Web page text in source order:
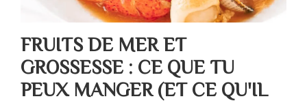
FRUITS DE MER ET
GROSSESSE : CE QUE TU
PEUX MANGER (ET CE QU'IL